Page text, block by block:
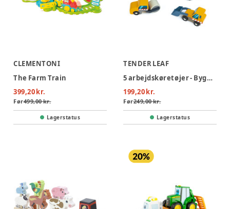
CLEMENTONI
The Farm Train
399,20 kr.
Før499,00 kr.
Lagerstatus
TENDER LEAF
5 arbejdskøretøjer - Byggeplads
199,20 kr.
Før249,00 kr.
Lagerstatus